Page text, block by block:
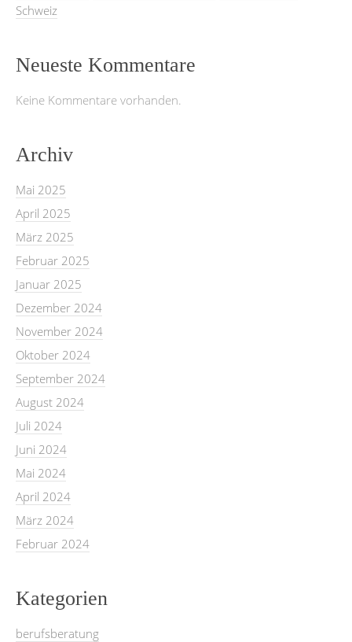
Schweiz
Neueste Kommentare
Keine Kommentare vorhanden.
Archiv
Mai 2025
April 2025
März 2025
Februar 2025
Januar 2025
Dezember 2024
November 2024
Oktober 2024
September 2024
August 2024
Juli 2024
Juni 2024
Mai 2024
April 2024
März 2024
Februar 2024
Kategorien
berufsberatung